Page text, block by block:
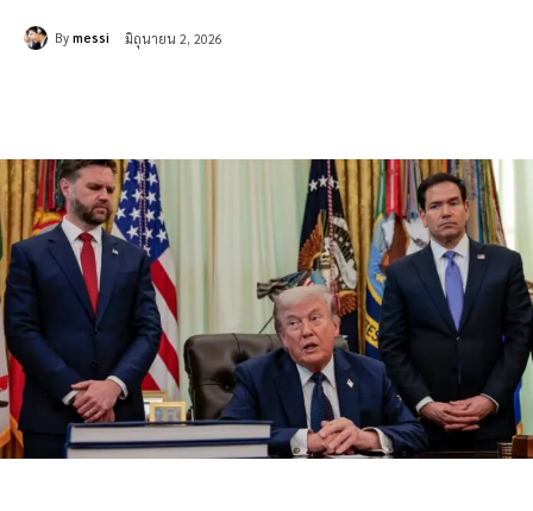
By messi มิถุนายน 2, 2026